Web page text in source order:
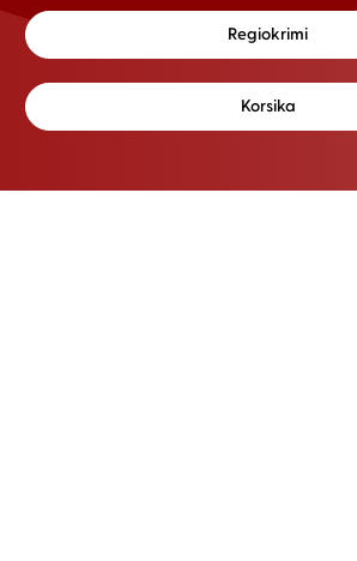
Regiokrimi
Korsika